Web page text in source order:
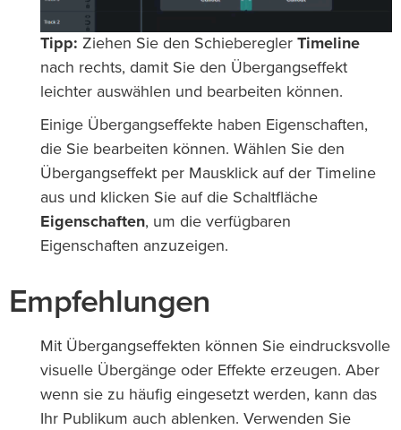
Tipp: Ziehen Sie den Schieberegler Timeline
nach rechts, damit Sie den Übergangseffekt
leichter auswählen und bearbeiten können.
Einige Übergangseffekte haben Eigenschaften,
die Sie bearbeiten können. Wählen Sie den
Übergangseffekt per Mausklick auf der Timeline
aus und klicken Sie auf die Schaltfläche
Eigenschaften, um die verfügbaren
Eigenschaften anzuzeigen.
Empfehlungen
Mit Übergangseffekten können Sie eindrucksvolle
visuelle Übergänge oder Effekte erzeugen. Aber
wenn sie zu häufig eingesetzt werden, kann das
Ihr Publikum auch ablenken. Verwenden Sie